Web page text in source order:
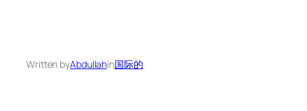
Written byAbdullahin国际的